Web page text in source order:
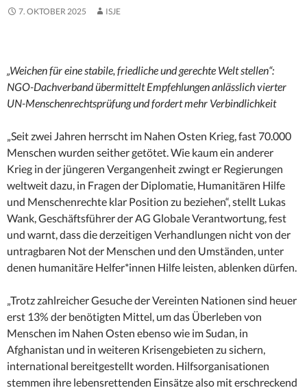
7. OKTOBER 2025 ISJE
„Weichen für eine stabile, friedliche und gerechte Welt stellen“:
NGO-Dachverband übermittelt Empfehlungen anlässlich vierter
UN-Menschenrechtsprüfung und fordert mehr Verbindlichkeit
„Seit zwei Jahren herrscht im Nahen Osten Krieg, fast 70.000
Menschen wurden seither getötet. Wie kaum ein anderer
Krieg in der jüngeren Vergangenheit zwingt er Regierungen
weltweit dazu, in Fragen der Diplomatie, Humanitären Hilfe
und Menschenrechte klar Position zu beziehen“, stellt Lukas
Wank, Geschäftsführer der AG Globale Verantwortung, fest
und warnt, dass die derzeitigen Verhandlungen nicht von der
untragbaren Not der Menschen und den Umständen, unter
denen humanitäre Helfer*innen Hilfe leisten, ablenken dürfen.
„Trotz zahlreicher Gesuche der Vereinten Nationen sind heuer
erst 13% der benötigten Mittel, um das Überleben von
Menschen im Nahen Osten ebenso wie im Sudan, in
Afghanistan und in weiteren Krisengebieten zu sichern,
international bereitgestellt worden. Hilfsorganisationen
stemmen ihre lebensrettenden Einsätze also mit erschreckend